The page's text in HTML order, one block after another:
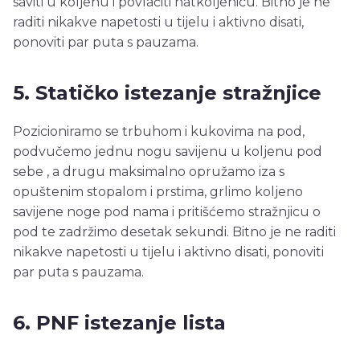
raditi nikakve napetosti u tijelu i aktivno disati,
ponoviti par puta s pauzama.
5. Statičko istezanje stražnjice
Pozicioniramo se trbuhom i kukovima na pod,
podvučemo jednu nogu savijenu u koljenu pod
sebe , a drugu maksimalno opružamo iza s
opuštenim stopalom i prstima, grlimo koljeno
savijene noge pod nama i pritišćemo stražnjicu o
pod te zadržimo desetak sekundi. Bitno je ne raditi
nikakve napetosti u tijelu i aktivno disati, ponoviti
par puta s pauzama.
6. PNF istezanje lista